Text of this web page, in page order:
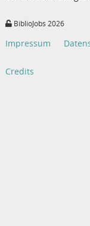
BiblioJobs 2026
Impressum
Credits